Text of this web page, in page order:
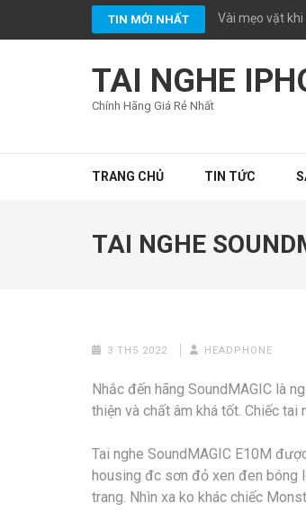
TIN MỚI NHẤT Vài mẹo vặt khi
TAI NGHE
Chính Hãng Giá Rẻ Nhất
TRANG CHỦ TIN TỨC
TAI NGHE
3 TH5 2022 HEADPHONE
Nhắc đến hãng SoundMAGIC là
thiện và chất âm khá tốt. Chiếc
Tai nghe SoundMAGIC E10M
housing đc sơn đỏ xen đen bóng
trang. Nhìn xa ko khác chiếc